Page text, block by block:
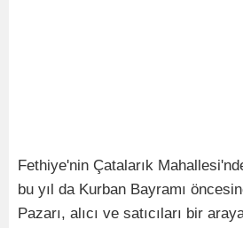
Fethiye'nin Çatalarık
bu yıl da Kurban Bayramı
Pazarı, alıcı ve satıcıları bir